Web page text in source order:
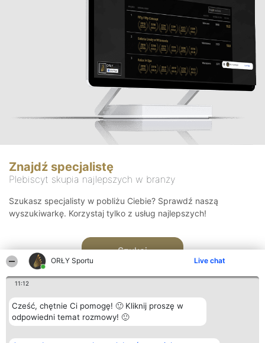
ORŁY Sportu Live chat
11:12
Cześć, chętnie Ci pomogę! 🙂 Kliknij proszę w
odpowiedni temat rozmowy! 🙂
Znajdź specjalistę
Plebiscyt skupia najlepszych w branży
Szukasz specjalisty w pobliżu Ciebie? Sprawdź naszą
wyszukiwarkę. Korzystaj tylko z usług najlepszych!
Szukaj
Organizator plebiscytu Plebiscyt Kontakt